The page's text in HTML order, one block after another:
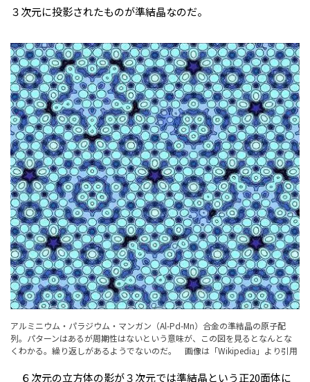
３次元に投影されたものが準結晶なのだ。
アルミニウム・パラジウム・マンガン（Al-Pd-Mn）合金の準結晶の原子配
列。パターンはあるが周期性はないという意味が、この図を見るとなんとな
くわかる。繰り返しがあるようでないのだ。 画像は「Wikipedia 」より引用
６次元の立方体の影が３次元では準結晶という正20面体に